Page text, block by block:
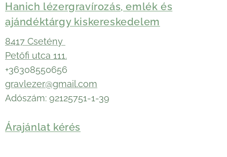
Hanich lézergravírozás, emlék és
ajándéktárgy kiskereskedelem
8417 Csetény
Petőfi utca 111.
+36308550656
gravlezer@gmail.com
Adószám: 92125751-1-39
Árajánlat kérés